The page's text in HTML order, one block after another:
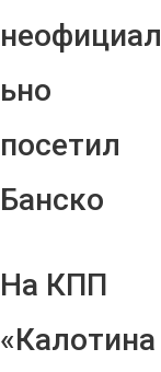
неофициал
ьно
посетил
Банско
На КПП
«Калотина